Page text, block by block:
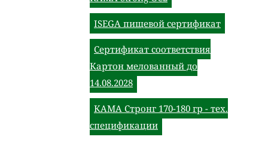
ISEGA пищевой сертификат
Сертификат соответствия
Картон мелованный до
14.08.2028
КАМА Стронг 170-180 гр - тех.
спецификации